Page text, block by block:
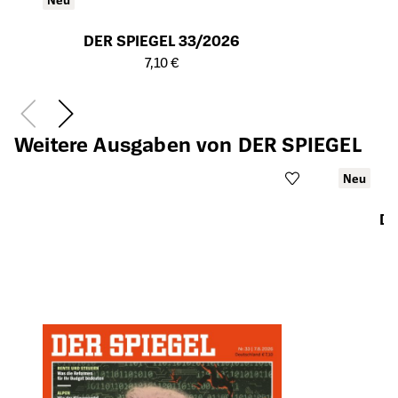
DER SPIEGEL 33/2026
Öffnet die Detailseite des Produkts
7,10 €
Weitere Ausgaben von DER SPIEGEL
Neu